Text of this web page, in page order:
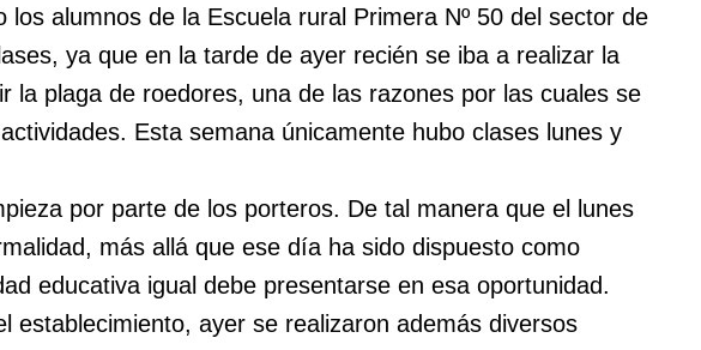
los alumnos de la Escuela rural Primera Nº 50 del sector de
ya que en la tarde de ayer recién se iba a realizar la
la plaga de roedores, una de las razones por las cuales se
Esta semana únicamente hubo clases lunes y
por parte de los porteros. De tal manera que el lunes
más allá que ese día ha sido dispuesto como
educativa igual debe presentarse en esa oportunidad.
establecimiento, ayer se realizaron además diversos